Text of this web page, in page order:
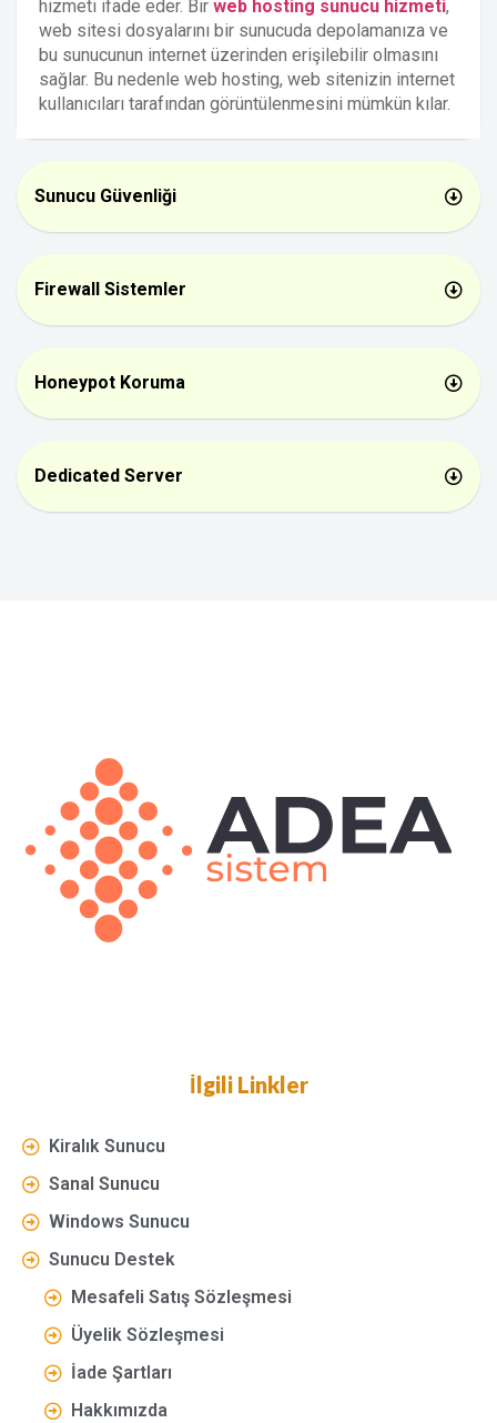
hizmeti ifade eder. Bir web hosting sunucu hizmeti,
web sitesi dosyalarını bir sunucuda depolamanıza ve
bu sunucunun internet üzerinden erişilebilir olmasını
sağlar. Bu nedenle web hosting, web sitenizin internet
kullanıcıları tarafından görüntülenmesini mümkün kılar.
Sunucu Güvenliği
Firewall Sistemler
Honeypot Koruma
Dedicated Server
İlgili Linkler
Kiralık Sunucu
Sanal Sunucu
Windows Sunucu
Sunucu Destek
Mesafeli Satış Sözleşmesi
Üyelik Sözleşmesi
İade Şartları
Hakkımızda